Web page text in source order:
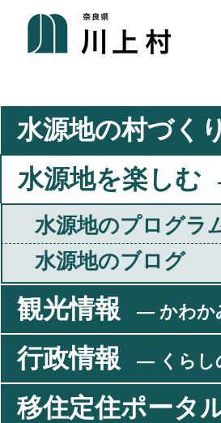
水源地の村づくり
水源地を楽しむ
水源地のプログラ
水源地のブログ
観光情報 ― かわか
行政情報 ― くらし
移住定住ポータ